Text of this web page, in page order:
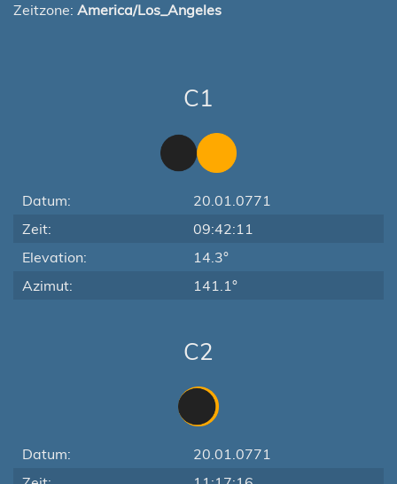
Zeitzone: America/Los_Angeles
C1
Datum:
20.01.0771
Zeit:
09:42:11
Elevation:
14.3°
Azimut:
141.1°
C2
Datum:
20.01.0771